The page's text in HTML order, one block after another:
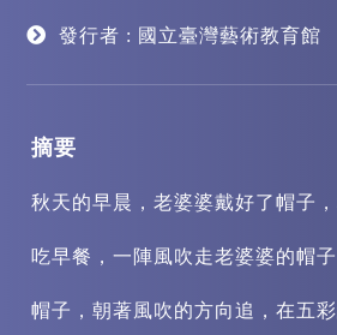
發行者 : 國立臺灣藝術教育館
摘要
秋天的早晨，老婆婆戴好了帽子
吃早餐，一陣風吹走老婆婆的帽
帽子，朝著風吹的方向追，在五